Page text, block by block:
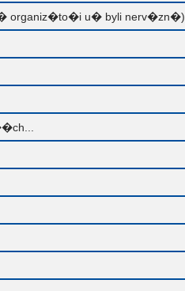
organiz�to�i u� byli nerv�zn�)